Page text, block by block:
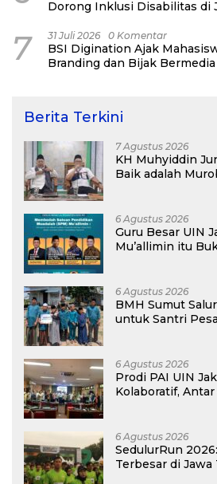
Dorong Inklusi Disabilitas di
7 31 Juli 2026 0 Komentar
BSI Digination Ajak
Branding dan Bijak
Berita Terkini
7 Agustus 2026
KH Muhyiddin
Baik adalah
6 Agustus 2026
Guru Besar UIN
Mu’allimin itu
6 Agustus 2026
BMH Sumut
untuk Santri
6 Agustus 2026
Prodi PAI UIN
Kolaboratif,
6 Agustus 2026
SedulurRun
Terbesar di